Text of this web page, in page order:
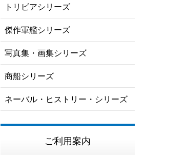
トリビアシリーズ
傑作軍艦シリーズ
写真集・画集シリーズ
商船シリーズ
ネーバル・ヒストリー・シリーズ
ご利用案内